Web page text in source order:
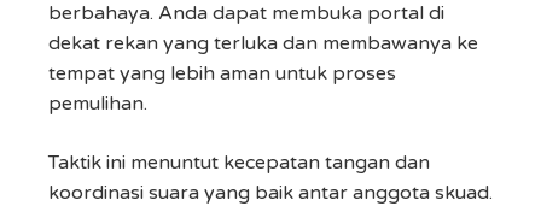
berbahaya. Anda dapat membuka portal di
dekat rekan yang terluka dan membawanya ke
tempat yang lebih aman untuk proses
pemulihan.
Taktik ini menuntut kecepatan tangan dan
koordinasi suara yang baik antar anggota skuad.